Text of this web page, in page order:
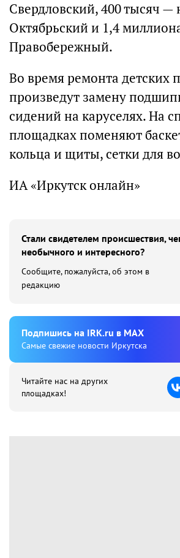
Свердловский, 400 тысяч —
Октябрьский и 1,4
Правобережный.
Во время ремонта детских
произведут замену
сидений на каруселях. На
площадках поменяют
кольца и щиты, сетки для
ИА «Иркутск онлайн»
Стали свидетелем происшествия,
необычного и интересного?
Сообщите, пожалуйста, об этом в
редакцию
Подпишиcь на IRK.ru в MAX
Cамые свежие новости Иркутска
Читайте нас на других
площадках!